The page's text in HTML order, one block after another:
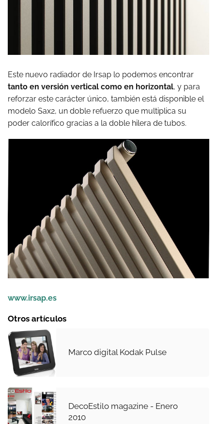
Este nuevo radiador de Irsap lo podemos encontrar
tanto en versión vertical como en horizontal, y para
reforzar este carácter único, también está disponible el
modelo Sax2, un doble refuerzo que multiplica su
poder calorífico gracias a la doble hilera de tubos.
www.irsap.es
Otros artículos
Marco digital Kodak Pulse
DecoEstilo magazine - Enero
2010